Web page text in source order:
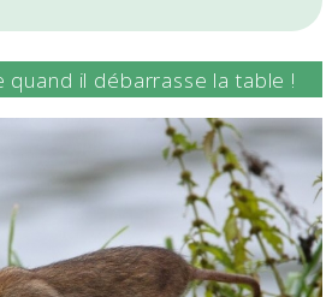
quand il débarrasse la table !